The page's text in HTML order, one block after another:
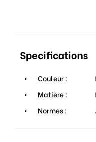
Specifications
Couleur :
Matière :
Normes :